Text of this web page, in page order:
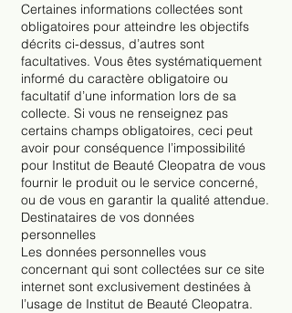
Certaines informations collectées sont
obligatoires pour atteindre les objectifs
décrits ci-dessus, d’autres sont
facultatives. Vous êtes systématiquement
informé du caractère obligatoire ou
facultatif d’une information lors de sa
collecte. Si vous ne renseignez pas
certains champs obligatoires, ceci peut
avoir pour conséquence l’impossibilité
pour Institut de Beauté Cleopatra de vous
fournir le produit ou le service concerné,
ou de vous en garantir la qualité attendue.
Destinataires de vos données
personnelles
Les données personnelles vous
concernant qui sont collectées sur ce site
internet sont exclusivement destinées à
l’usage de Institut de Beauté Cleopatra.